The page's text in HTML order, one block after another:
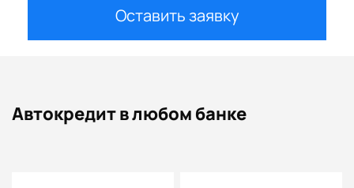
Оставить заявку
Автокредит в любом банке